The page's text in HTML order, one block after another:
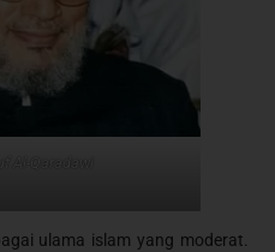
Al-Qaradawi
ulama islam yang moderat.